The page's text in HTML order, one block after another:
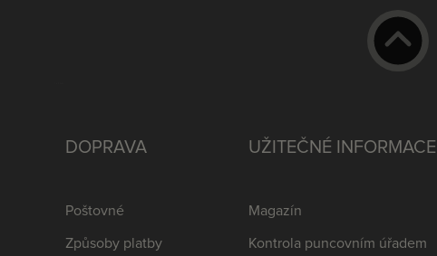
DOPRAVA
Poštovné
Způsoby platby
UŽITEČNÉ INFORMACE
Magazín
Kontrola puncovním úřadem